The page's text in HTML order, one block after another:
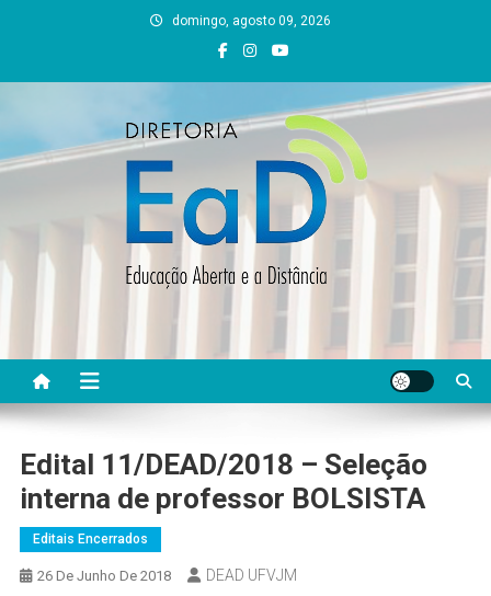
domingo, agosto 09, 2026
DEAD UFVJM
Edital 11/DEAD/2018 – Seleção
interna de professor BOLSISTA
Editais Encerrados
26 De Junho De 2018 DEAD UFVJM